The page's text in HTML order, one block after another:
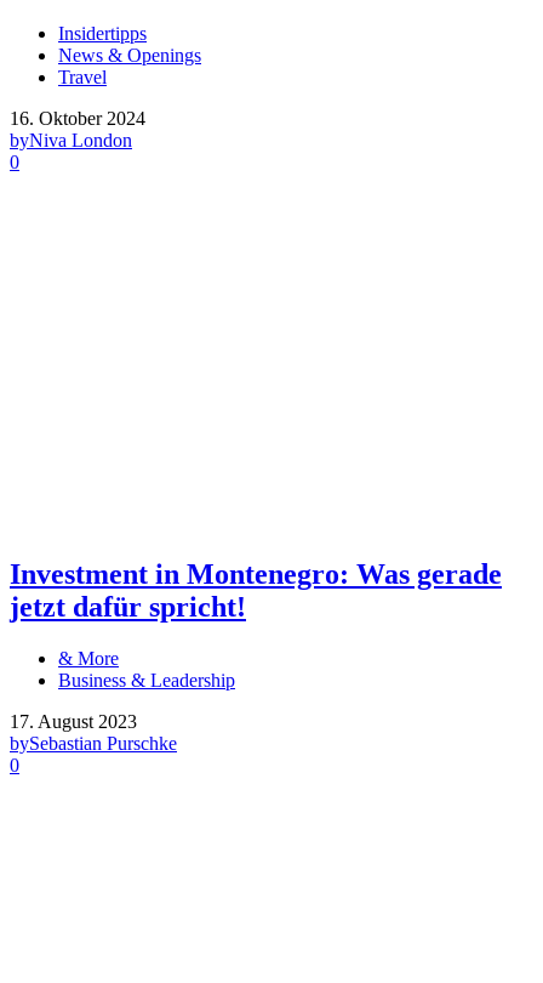
Insidertipps
News & Openings
Travel
16. Oktober 2024
byNiva London
0
Investment in Montenegro: Was gerade
jetzt dafür spricht!
& More
Business & Leadership
17. August 2023
bySebastian Purschke
0